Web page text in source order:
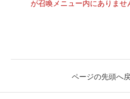
が召喚メニュー内にありませ
ページの先頭へ